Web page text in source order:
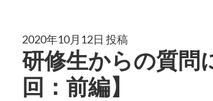
2020年10月12日 投稿
研修生からの質問
回：前編】